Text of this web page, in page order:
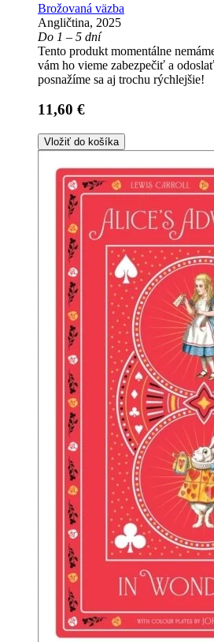
Brožovaná väzba
Angličtina, 2025
Do 1 – 5 dní
Tento produkt momentálne
vám ho vieme zabezpečiť a
posnažíme sa aj trochu rýchlejšie!
11,60 €
Vložiť do košíka